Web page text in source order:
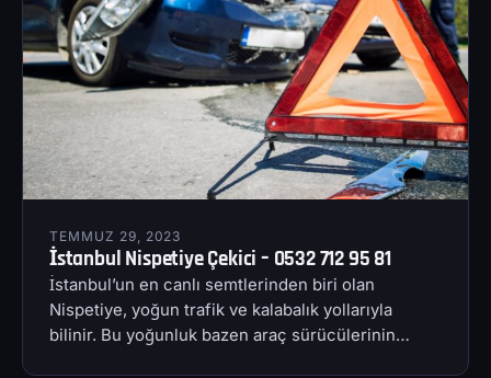
TEMMUZ 29, 2023
İstanbul Nispetiye Çekici – 0532 712 95 81
İstanbul’un en canlı semtlerinden biri olan
Nispetiye, yoğun trafik ve kalabalık yollarıyla
bilinir. Bu yoğunluk bazen araç sürücülerinin…